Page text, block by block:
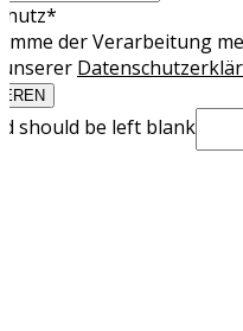
*
der Verarbeitung
should be left blank